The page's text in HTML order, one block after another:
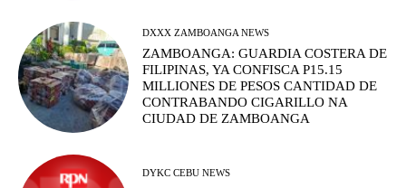
DXXX ZAMBOANGA NEWS
ZAMBOANGA: GUARDIA COSTERA DE
FILIPINAS, YA CONFISCA P15.15
MILLIONES DE PESOS CANTIDAD DE
CONTRABANDO CIGARILLO NA
CIUDAD DE ZAMBOANGA
DYKC CEBU NEWS